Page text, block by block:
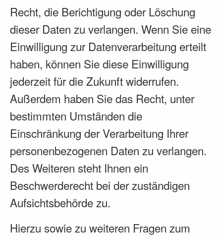
Recht, die Berichtigung oder Löschung
dieser Daten zu verlangen. Wenn Sie eine
Einwilligung zur Datenverarbeitung erteilt
haben, können Sie diese Einwilligung
jederzeit für die Zukunft widerrufen.
Außerdem haben Sie das Recht, unter
bestimmten Umständen die
Einschränkung der Verarbeitung Ihrer
personenbezogenen Daten zu verlangen.
Des Weiteren steht Ihnen ein
Beschwerderecht bei der zuständigen
Aufsichtsbehörde zu.
Hierzu sowie zu weiteren Fragen zum